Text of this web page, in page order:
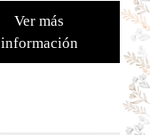
Ver más
información